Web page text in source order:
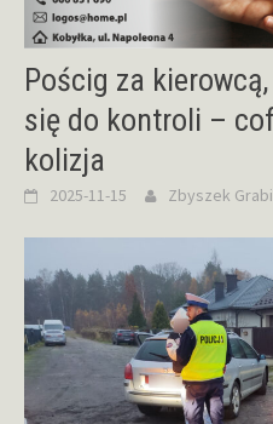
Pościg za
się do kontroli –
kolizja
2025-11-15 Zbyszek